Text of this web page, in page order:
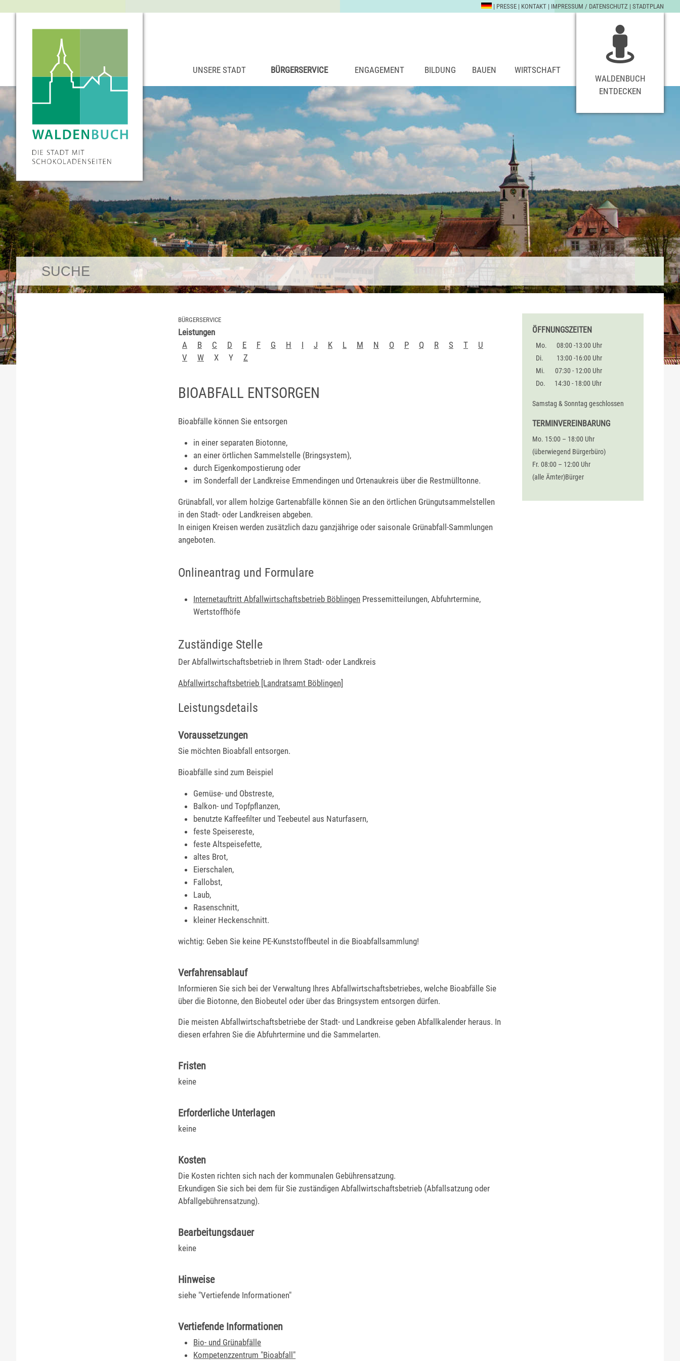
| PRESSE | KONTAKT | IMPRESSUM / DATENSCHUTZ | STADTPLAN
UNSERE STADT BÜRGERSERVICE ENGAGEMENT BILDUNG BAUEN
WIRTSCHAFT
WALDENBUCH
ENTDECKEN
BÜRGERSERVICE
Leistungen
A
B C D E F G H I J K L M N O P Q R S T
U
V
W X Y Z
BIOABFALL ENTSORGEN
Bioabfälle können Sie entsorgen
in einer separaten Biotonne,
an einer örtlichen Sammelstelle (Bringsystem),
durch Eigenkompostierung oder
im Sonderfall der Landkreise Emmendingen und Ortenaukreis über die Restmülltonne.
Grünabfall, vor allem holzige Gartenabfälle können Sie an den örtlichen Grüngutsammelstellen
in den Stadt- oder Landkreisen abgeben.
In einigen Kreisen werden zusätzlich dazu ganzjährige oder saisonale Grünabfall-Sammlungen
angeboten.
Onlineantrag und Formulare
Internetauftritt Abfallwirtschaftsbetrieb Böblingen Pressemitteilungen, Abfuhrtermine,
Wertstoffhöfe
Zuständige Stelle
Der Abfallwirtschaftsbetrieb in Ihrem Stadt- oder Landkreis
Abfallwirtschaftsbetrieb [Landratsamt Böblingen]
Leistungsdetails
Voraussetzungen
Sie möchten Bioabfall entsorgen.
Bioabfälle sind zum Beispiel
Gemüse- und Obstreste,
Balkon- und Topfpflanzen,
benutzte Kaffeefilter und Teebeutel aus Naturfasern,
feste Speisereste,
feste Altspeisefette,
altes Brot,
Eierschalen,
Fallobst,
Laub,
Rasenschnitt,
kleiner Heckenschnitt.
wichtig: Geben Sie keine PE-Kunststoffbeutel in die Bioabfallsammlung!
Verfahrensablauf
Informieren Sie sich bei der Verwaltung Ihres Abfallwirtschaftsbetriebes, welche Bioabfälle Sie
über die Biotonne, den Biobeutel oder über das Bringsystem entsorgen dürfen.
Die meisten Abfallwirtschaftsbetriebe der Stadt- und Landkreise geben Abfallkalender heraus. In
diesen erfahren Sie die Abfuhrtermine und die Sammelarten.
Fristen
keine
Erforderliche Unterlagen
keine
Kosten
Die Kosten richten sich nach der kommunalen Gebührensatzung.
Erkundigen Sie sich bei dem für Sie zuständigen Abfallwirtschaftsbetrieb (Abfallsatzung oder
Abfallgebührensatzung).
Bearbeitungsdauer
keine
Hinweise
siehe "Vertiefende Informationen"
Vertiefende Informationen
Bio- und Grünabfälle
Kompetenzzentrum "Bioabfall"
ÖFFNUNGSZEITEN
Mo.
08:00 -13:00 Uhr
Di.
13:00 -16:00 Uhr
Mi.
07:30 - 12:00 Uhr
Do.
14:30 - 18:00 Uhr
Samstag & Sonntag geschlossen
TERMINVEREINBARUNG
Mo. 15:00 – 18:00 Uhr
(überwiegend Bürgerbüro)
Fr. 08:00 – 12:00 Uhr
(alle Ämter)Bürger